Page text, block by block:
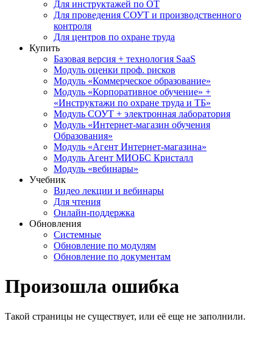
Для инструктажей по ОТ
Для проведения СОУТ и производственного
контроля
Для центров по охране труда
Купить
Базовая версия + технология SaaS
Модуль оценки проф. рисков
Модуль «Коммерческое образование»
Модуль «Корпоративное обучение» +
«Инструктажи по охране труда и ТБ»
Модуль СОУТ + электронная лаборатория
Модуль «Интернет-магазин обучения
Образования»
Модуль «Агент Интернет-магазина»
Модуль Агент МИОБС Кристалл
Модуль «вебинары»
Учебник
Видео лекции и вебинары
Для чтения
Онлайн-поддержка
Обновления
Системные
Обновление по модулям
Обновление по документам
Произошла ошибка
Такой страницы не существует, или её еще не заполнили.